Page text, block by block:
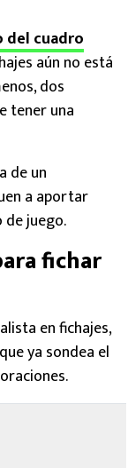
cuadro
aún no está
dos
tener una
de un
a aportar
juego.
fichar
en fichajes,
ya sondea el